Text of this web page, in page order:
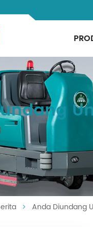
Anda Diundang